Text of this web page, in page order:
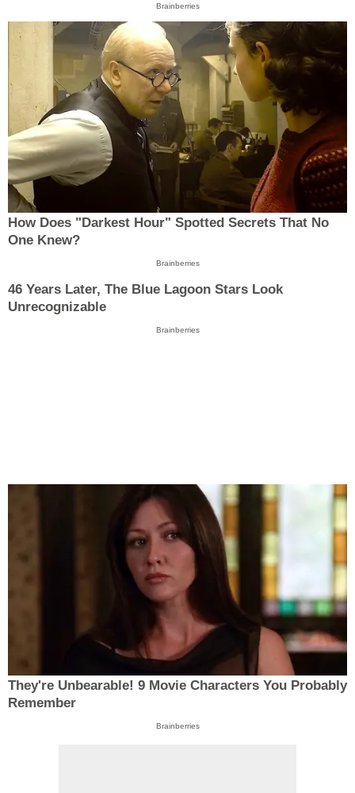
Brainberries
How Does "Darkest Hour" Spotted Secrets That No
One Knew?
Brainberries
46 Years Later, The Blue Lagoon Stars Look
Unrecognizable
Brainberries
They're Unbearable! 9 Movie Characters You Probably
Remember
Brainberries